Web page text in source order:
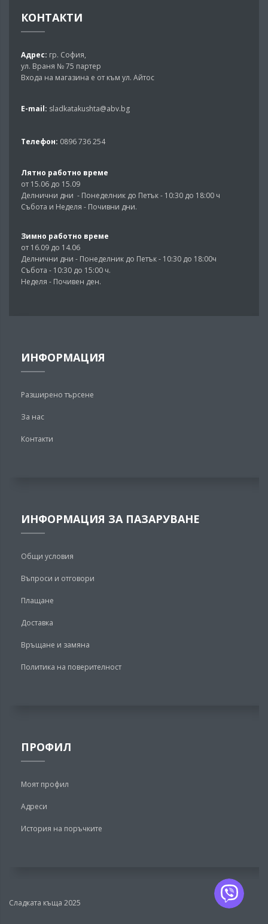
КОНТАКТИ
Адрес: гр. София,
ул. Враня № 75 партер
Входа на магазина е от към ул. Айтос
E-mail: sladkatakushta@abv.bg
Телефон: 0896 736 254
Лятно работно време
от 15.06 до 15.09
Делнични дни - Понеделник до Петък - 10:30 до 18:00 ч
Събота и Неделя - Почивни дни.
Зимно работно време
от 16.09 до 14.06
Делнични дни - Понеделник до Петък - 10:30 до 18:00ч
Събота - 10:30 до 15:00 ч.
Неделя - Почивен ден.
ИНФОРМАЦИЯ
Разширено търсене
За нас
Контакти
ИНФОРМАЦИЯ ЗА ПАЗАРУВАНЕ
Общи условия
Въпроси и отговори
Плащане
Доставка
Връщане и замяна
Политика на поверителност
ПРОФИЛ
Моят профил
Адреси
История на поръчките
Сладката къща 2025